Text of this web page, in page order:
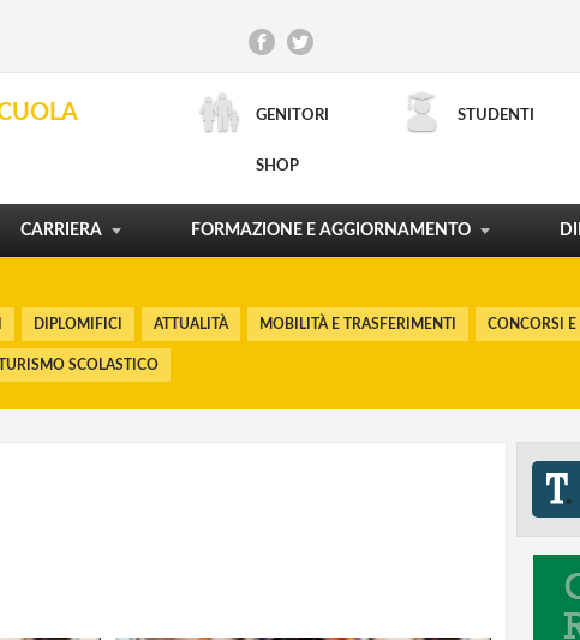
GENITORI STUDENTI
SHOP
MOSTRA TUTTO
CARRIERA
CONCORSI E RECLUTAMENTO CONTRATTO DI LAVORO
MOSTRA TUTTO
FORMAZIONE E AGGIORNAMENTO
MOSTRA TUTTO
INCARICHI DI DOCENZA SCUOLA E TERRITORIO
MOSTRA TUTTO
RICERCA AVANZATA
DIPLOMIFICI ATTUALITÀ MOBILITÀ E TRASFERIMENTI CONCORSI E
SCOLASTICO